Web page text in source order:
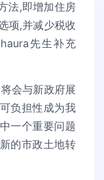
法,即增加住房
项,并减少税收
先生补充
会与新政府展
负担性成为我
一个重要问题
的市政土地转